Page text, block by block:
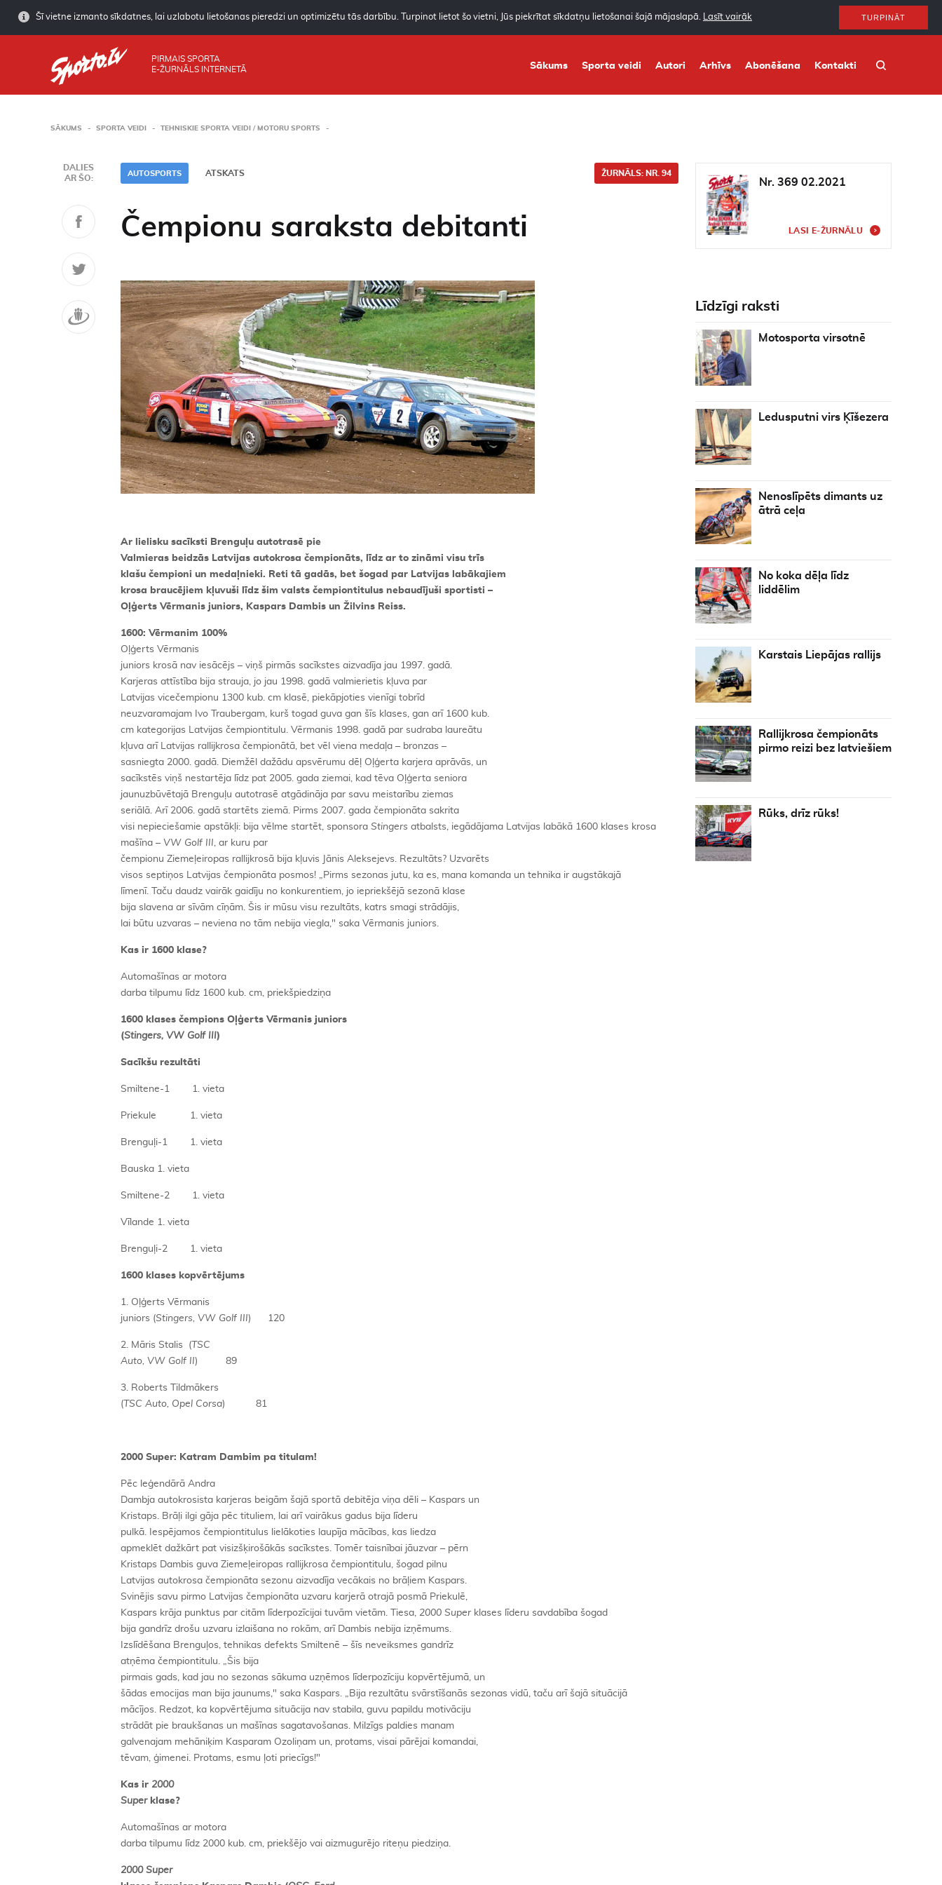
Šī vietne izmanto sīkdatnes, lai uzlabotu lietošanas pieredzi un optimizētu tās darbību. Turpinot lietot šo vietni, Jūs piekrītat sīkdatņu lietošanai šajā mājaslapā. Lasīt vairāk TURPINĀT
PIRMAIS SPORTA
E-ŽURNĀLS INTERNETĀ
Sākums Sporta veidi Autori Arhīvs Abonēšana Kontakti
SĀKUMS SPORTA VEIDI TEHNISKIE SPORTA VEIDI / MOTORU SPORTS
DALIES
AR ŠO:
AUTOSPORTS ŽURNĀLS: NR. 94
ATSKATS
Čempionu saraksta debitanti
Ar lielisku sacīksti Brenguļu autotrasē pie
Valmieras beidzās Latvijas autokrosa čempionāts, līdz ar to zināmi visu trīs
klašu čempioni un medaļnieki. Reti tā gadās, bet šogad par Latvijas labākajiem
krosa braucējiem kļuvuši līdz šim valsts čempiontitulus nebaudījuši sportisti –
Oļģerts Vērmanis juniors, Kaspars Dambis un Žilvins Reiss.
1600: Vērmanim 100%
Oļģerts Vērmanis
juniors krosā nav iesācējs – viņš pirmās sacīkstes aizvadīja jau 1997. gadā.
Karjeras attīstība bija strauja, jo jau 1998. gadā valmierietis kļuva par
Latvijas vicečempionu 1300 kub. cm klasē, piekāpjoties vienīgi tobrīd
neuzvaramajam Ivo Traubergam, kurš togad guva gan šīs klases, gan arī 1600 kub.
cm kategorijas Latvijas čempiontitulu. Vērmanis 1998. gadā par sudraba laureātu
kļuva arī Latvijas rallijkrosa čempionātā, bet vēl viena medaļa – bronzas –
sasniegta 2000. gadā. Diemžēl dažādu apsvērumu dēļ Oļģerta karjera aprāvās, un
sacīkstēs viņš nestartēja līdz pat 2005. gada ziemai, kad tēva Oļģerta seniora
jaunuzbūvētajā Brenguļu autotrasē atgādināja par savu meistarību ziemas
seriālā. Arī 2006. gadā startēts ziemā. Pirms 2007. gada čempionāta sakrita
visi nepieciešamie apstākļi: bija vēlme startēt, sponsora Stingers atbalsts, iegādājama Latvijas labākā 1600 klases krosa
mašīna – VW Golf III, ar kuru par
čempionu Ziemeļeiropas rallijkrosā bija kļuvis Jānis Aleksejevs. Rezultāts? Uzvarēts
visos septiņos Latvijas čempionāta posmos! „Pirms sezonas jutu, ka es, mana komanda un tehnika ir augstākajā
līmenī. Taču daudz vairāk gaidīju no konkurentiem, jo iepriekšējā sezonā klase
bija slavena ar sīvām cīņām. Šis ir mūsu visu rezultāts, katrs smagi strādājis,
lai būtu uzvaras – neviena no tām nebija viegla," saka Vērmanis juniors.
Kas ir 1600 klase?
Automašīnas ar motora
darba tilpumu līdz 1600 kub. cm, priekšpiedziņa
1600 klases čempions Oļģerts Vērmanis juniors
(Stingers, VW Golf III)
Sacīkšu rezultāti
Smiltene-1 1. vieta
Priekule 1. vieta
Brenguļi-1 1. vieta
Bauska 1. vieta
Smiltene-2 1. vieta
Vīlande 1. vieta
Brenguļi-2 1. vieta
1600 klases kopvērtējums
1. Oļģerts Vērmanis
juniors (Stingers, VW Golf III) 120
2. Māris Stalis ( TSC
Auto, VW Golf II) 89
3. Roberts Tildmākers
( TSC Auto, Opel Corsa) 81
2000 Super: Katram Dambim pa titulam!
Pēc leģendārā Andra
Dambja autokrosista karjeras beigām šajā sportā debitēja viņa dēli – Kaspars un
Kristaps. Brāļi ilgi gāja pēc tituliem, lai arī vairākus gadus bija līderu
pulkā. Iespējamos čempiontitulus lielākoties laupīja mācības, kas liedza
apmeklēt dažkārt pat visizšķirošākās sacīkstes. Tomēr taisnībai jāuzvar – pērn
Kristaps Dambis guva Ziemeļeiropas rallijkrosa čempiontitulu, šogad pilnu
Latvijas autokrosa čempionāta sezonu aizvadīja vecākais no brāļiem Kaspars.
Svinējis savu pirmo Latvijas čempionāta uzvaru karjerā otrajā posmā Priekulē,
Kaspars krāja punktus par citām līderpozīcijai tuvām vietām. Tiesa, 2000 Superklases līderu savdabība šogad
bija gandrīz drošu uzvaru izlaišana no rokām, arī Dambis nebija izņēmums.
Izslīdēšana Brenguļos, tehnikas defekts Smiltenē – šīs neveiksmes gandrīz
atņēma čempiontitulu. „Šis bija
pirmais gads, kad jau no sezonas sākuma uzņēmos līderpozīciju kopvērtējumā, un
šādas emocijas man bija jaunums," saka Kaspars. „Bija rezultātu svārstīšanās sezonas vidū, taču arī šajā situācijā
mācījos. Redzot, ka kopvērtējuma situācija nav stabila, guvu papildu motivāciju
strādāt pie braukšanas un mašīnas sagatavošanas. Milzīgs paldies manam
galvenajam mehāniķim Kasparam Ozoliņam un, protams, visai pārējai komandai,
tēvam, ģimenei. Protams, esmu ļoti priecīgs!"
Kas ir 2000
Super klase?
Automašīnas ar motora
darba tilpumu līdz 2000 kub. cm, priekšējo vai aizmugurējo riteņu piedziņa.
2000 Super
Nr. 369 02.2021
LASI E-ŽURNĀLU
Līdzīgi raksti
Motosporta virsotnē
Ledusputni virs Ķīšezera
Nenoslīpēts dimants uz
ātrā ceļa
No koka dēļa līdz
liddēlim
Karstais Liepājas rallijs
Rallijkrosa čempionāts
pirmo reizi bez latviešiem
Rūks, drīz rūks!